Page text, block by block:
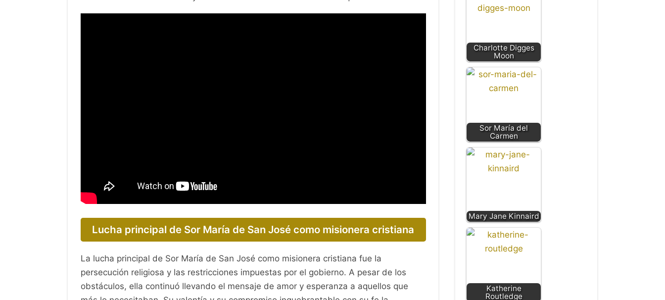
Lucha principal de Sor María de San José como misionera cristiana
La lucha principal de Sor María de San José como misionera cristiana fue la
persecución religiosa y las restricciones impuestas por el gobierno. A pesar de los
obstáculos, ella continuó llevando el mensaje de amor y esperanza a aquellos que
Charlotte Digges
Moon
Sor María del
Carmen
Mary Jane Kinnaird
Katherine
Routledge